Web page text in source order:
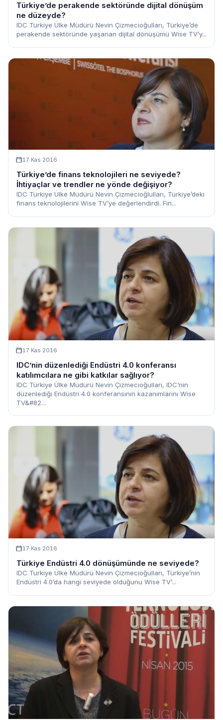
Türkiye’de perakende sektöründe dijital dönüşüm
ne düzeyde?
IDC Türkiye Ülke Müdürü Nevin Çizmecioğulları, Türkiye’de
perakende sektöründe yaşanan dijital dönüşümü Wise TV’y...
17 Kas 2016
Türkiye’de finans teknolojileri ne seviyede?
İhtiyaçlar ve trendler ne yönde değişiyor?
IDC Türkiye Ülke Müdürü Nevin Çizmecioğlulları, Türkiye’deki
finans teknolojilerini Wise TV’ye değerlendirdi. Fin...
17 Kas 2016
IDC’nin düzenlediği Endüstri 4.0 konferansı
katılımcılara ne gibi katkılar sağlıyor?
IDC Türkiye Ülke Müdürü Nevin Çizmecioğulları, IDC‘nin
düzenlediği Endüstri 4.0 konferansının kazanımlarını Wise
TV&#82...
17 Kas 2016
Türkiye Endüstri 4.0 dönüşümünde ne seviyede?
IDC Türkiye Ülke Müdürü Nevin Çizmecioğulları, Türkiye’nin
Endüstri 4.0’da hangi seviyede olduğunu Wise TV’...